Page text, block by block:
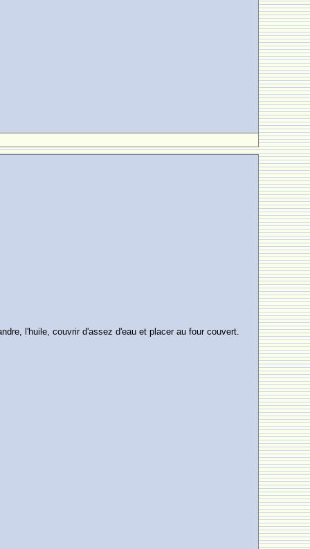
l'huile, couvrir d'assez d'eau et placer au four couvert.